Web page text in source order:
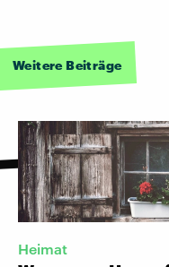
Weitere Beiträge
Heimat